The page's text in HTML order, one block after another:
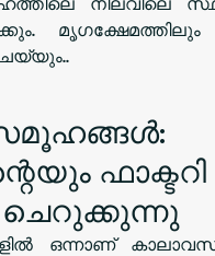
മൃഗക്ഷേമത്തിലും
സമൂഹങ്ങൾ:
ഫാക്ടറി
ഒന്നാണ്